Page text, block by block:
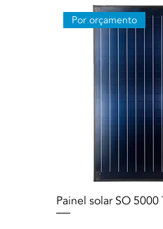
Por orçamento
Painel solar SO 5000